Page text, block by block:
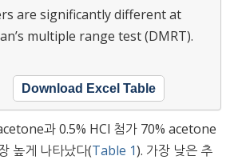
are significantly different at
multiple range test (DMRT).
Download Excel Table
과 0.5% HCl 첨가 70% acetone
높게 나타났다(Table 1). 가장 낮은 추